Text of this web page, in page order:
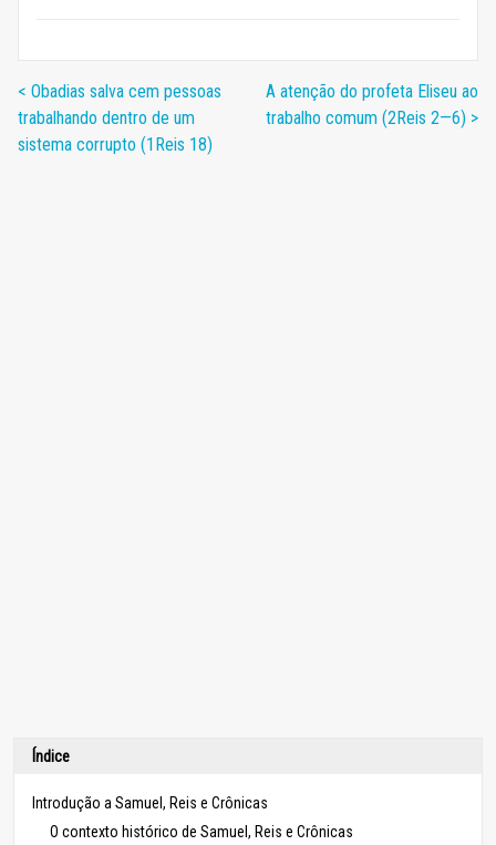
< Obadias salva cem pessoas
trabalhando dentro de um
sistema corrupto (1Reis 18)
A atenção do profeta Eliseu ao
trabalho comum (2Reis 2—6) >
Índice
Introdução a Samuel, Reis e Crônicas
O contexto histórico de Samuel, Reis e Crônicas